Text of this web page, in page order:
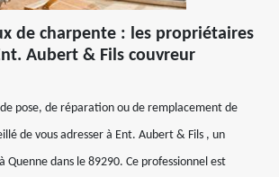
de charpente : les propriétaires
Aubert & Fils couvreur
pose, de réparation ou de remplacement de
de vous adresser à Ent. Aubert & Fils , un
dans le 89290. Ce professionnel est